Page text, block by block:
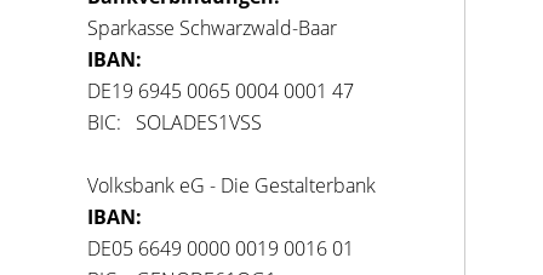
Sparkasse Schwarzwald-Baar
IBAN:
DE19 6945 0065 0004 0001 47
BIC: SOLADES1VSS
Volksbank eG - Die Gestalterbank
IBAN:
DE05 6649 0000 0019 0016 01